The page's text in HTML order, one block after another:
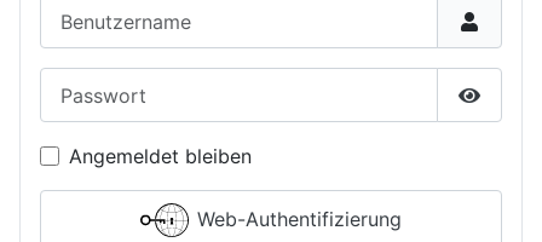
Angemeldet bleiben
Web-Authentifizierung